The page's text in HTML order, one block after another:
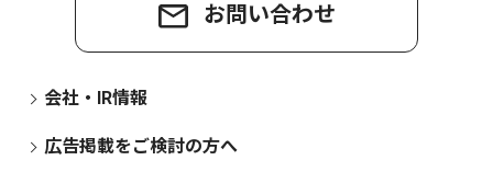
お問い合わせ
会社・IR情報
広告掲載をご検討の方へ